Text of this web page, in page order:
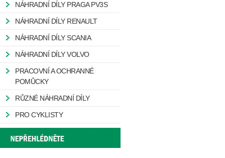
NÁHRADNÍ DÍLY PRAGA PV3S
NÁHRADNÍ DÍLY RENAULT
NÁHRADNÍ DÍLY SCANIA
NÁHRADNÍ DÍLY VOLVO
PRACOVNÍ A OCHRANNÉ
POMŮCKY
RŮZNÉ NÁHRADNÍ DÍLY
PRO CYKLISTY